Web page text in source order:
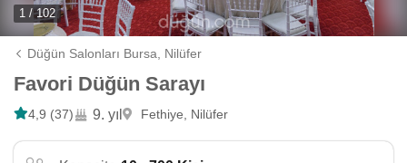
1 / 102
Düğün Salonları Bursa, Nilüfer
Favori Düğün Sarayı
4,9 (37) 9. yıl Fethiye, Nilüfer